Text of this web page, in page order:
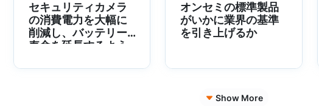
セキュリティカメラ
の消費電力を大幅に
削減し、バッテリー
寿命を延長するよう
ングソリューション
オンセミの標準製品
がいかに業界の基準
を引き上げるか
Show More